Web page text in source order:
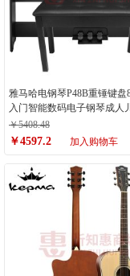
雅马哈电钢琴P48B重锤键盘
入门智能数码电子钢琴成人
便携式 P48B （计量单位：
￥5408.48
￥4597.2 加入购物车